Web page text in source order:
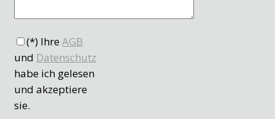
(*) IhreAGB
und Datenschutz
habe ich gelesen
und akzeptiere
sie.